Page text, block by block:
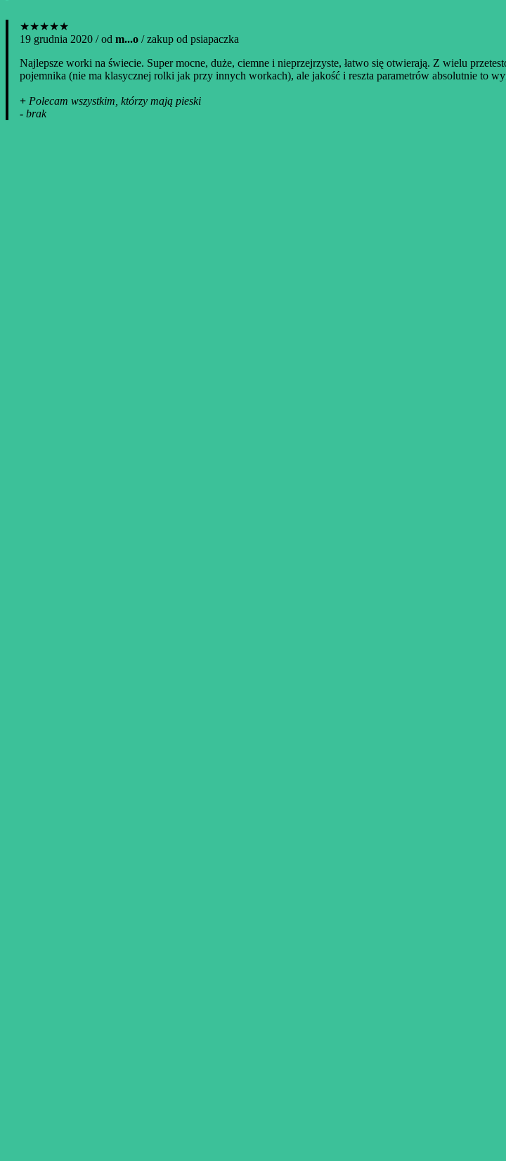
★★★★★
19 grudnia 2020 / od m...o / zakup od psiapaczka
Najlepsze worki na świecie. Super mocne, duże, ciemne i nieprzejrzyste, łatwo się otwierają. Z wielu
pojemnika (nie ma klasycznej rolki jak przy innych workach), ale jakość i reszta parametrów absolutnie to
+ Polecam wszystkim, którzy mają pieski
- brak